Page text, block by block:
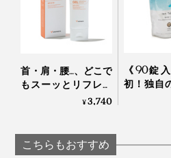
アームピローとしても使いや
ることに気づきづらい手首ま
首・肩・腰…、どこで
もスーッとリフレッ
シュする「バイタラ
¥3,740
《90錠
初！独自
イクロカ
こちらもおすすめ